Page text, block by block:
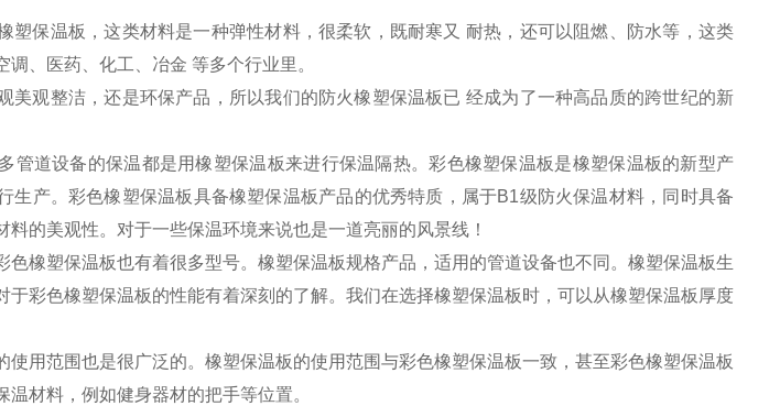
塑保温板，这类材料是一种弹性材料，很柔软，既耐寒又 耐热，还可以阻燃、防水等，这类
、医药、化工、冶金 等多个行业里。
美观整洁，还是环保产品，所以我们的防火橡塑保温板已 经成为了一种高品质的跨世纪的新
管道设备的保温都是用橡塑保温板来进行保温隔热。彩色橡塑保温板是橡塑保温板的新型产
生产。彩色橡塑保温板具备橡塑保温板产品的优秀特质，属于B1级防火保温材料，同时具备
的美观性。对于一些保温环境来说也是一道亮丽的风景线！
色橡塑保温板也有着很多型号。橡塑保温板规格产品，适用的管道设备也不同。橡塑保温板生
于彩色橡塑保温板的性能有着深刻的了解。我们在选择橡塑保温板时，可以从橡塑保温板厚度
使用范围也是很广泛的。橡塑保温板的使用范围与彩色橡塑保温板一致，甚至彩色橡塑保温板
材料，例如健身器材的把手等位置。